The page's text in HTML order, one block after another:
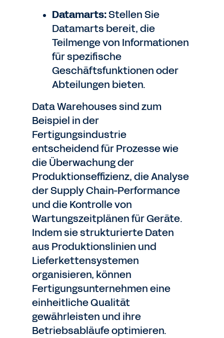
Datamarts:Stellen Sie
Datamarts bereit, die
Teilmenge von Informationen
für spezifische
Geschäftsfunktionen oder
Abteilungen bieten.
Data Warehouses sind zum
Beispiel in der
Fertigungsindustrie
entscheidend für Prozesse wie
die Überwachung der
Produktionseffizienz, die Analyse
der Supply Chain-Performance
und die Kontrolle von
Wartungszeitplänen für Geräte.
Indem sie strukturierte Daten
aus Produktionslinien und
Lieferkettensystemen
organisieren, können
Fertigungsunternehmen eine
einheitliche Qualität
gewährleisten und ihre
Betriebsabläufe optimieren.